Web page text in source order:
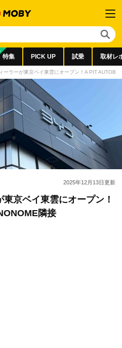
特集 PICK UP 試乗 取材レ
ーラーが東京ベイ東雲にオープン！A PIT
2025年12月13日更新
京ベイ東雲にオープン！
隣接